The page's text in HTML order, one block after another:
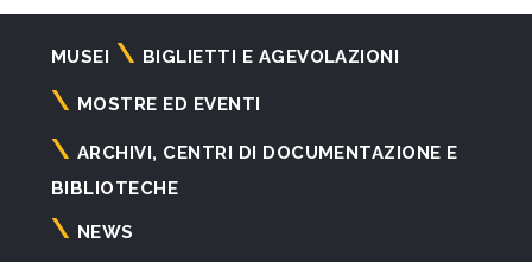
Navigazione
principale
MUSEI BIGLIETTI E AGEVOLAZIONI
MOSTRE ED EVENTI
ARCHIVI, CENTRI DI DOCUMENTAZIONE E
BIBLIOTECHE
NEWS